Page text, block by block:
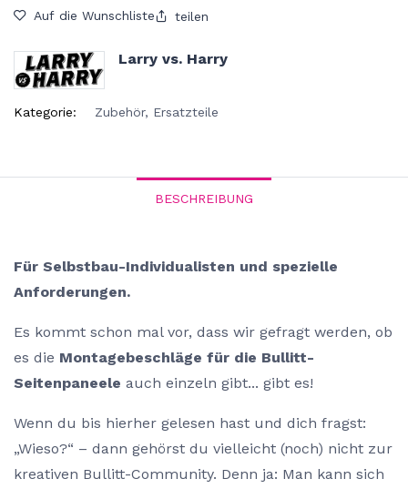
Auf die Wunschliste teilen
Larry vs. Harry
Kategorie: Zubehör, Ersatzteile
BESCHREIBUNG
Für Selbstbau-Individualisten und spezielle
Anforderungen.
Es kommt schon mal vor, dass wir gefragt werden, ob
es die Montagebeschläge für die Bullitt-
Seitenpaneele auch einzeln gibt... gibt es!
Wenn du bis hierher gelesen hast und dich fragst:
„Wieso?“ – dann gehörst du vielleicht (noch) nicht zur
kreativen Bullitt-Community. Denn ja: Man kann sich